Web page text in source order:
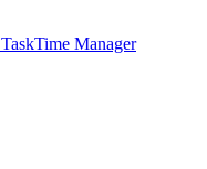
TaskTime Manager